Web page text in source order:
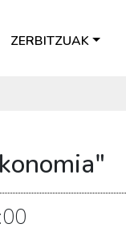
ZERBITZUAK